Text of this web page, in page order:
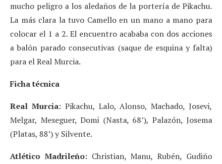
mucho peligro a los aledaños de la portería de Pikachu.
La más clara la tuvo Camello en un mano a mano para
colocar el 1 a 2. El encuentro acababa con dos acciones
a balón parado consecutivas (saque de esquina y falta)
para el Real Murcia.
Ficha técnica
Real Murcia:Pikachu, Lalo, Alonso, Machado, Josevi,
Melgar, Meseguer, Domi (Nasta, 68’), Palazón, Josema
(Platas, 88’) y Silvente.
Atlético Madrileño:Christian, Manu, Rubén, Gudiño